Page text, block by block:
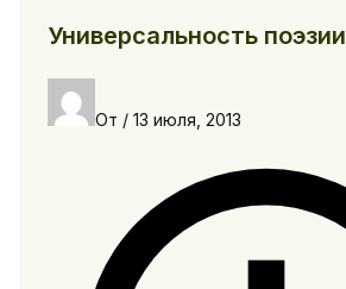
Универсальность поэзии
От / 13 июля, 2013